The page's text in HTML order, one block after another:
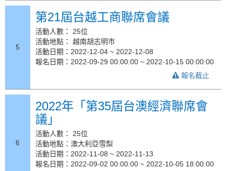
5
第21屆台越工商聯席會議
活動人數： 25位
活動地點： 越南胡志明市
活動日期：2022-12-04 ~ 2022-12-08
報名日期：2022-09-29 00:00:00 ~ 2022-10-15 00:00:00
報名截止
6
2022年「第35屆台澳經濟聯席會
議」
活動人數： 25位
活動地點：澳大利亞雪梨
活動日期：2022-11-08 ~ 2022-11-13
報名日期：2022-09-02 00:00:00 ~ 2022-10-05 18:00:00